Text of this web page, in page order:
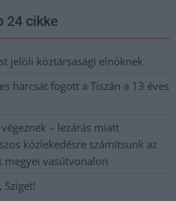
24 cikke
jelöli köztársasági elnöknek
harcsát fogott a Tiszán a 13 éves
– lezárás miatt
közlekedésre számítsunk az
megyei vasútvonalon
Sziget!